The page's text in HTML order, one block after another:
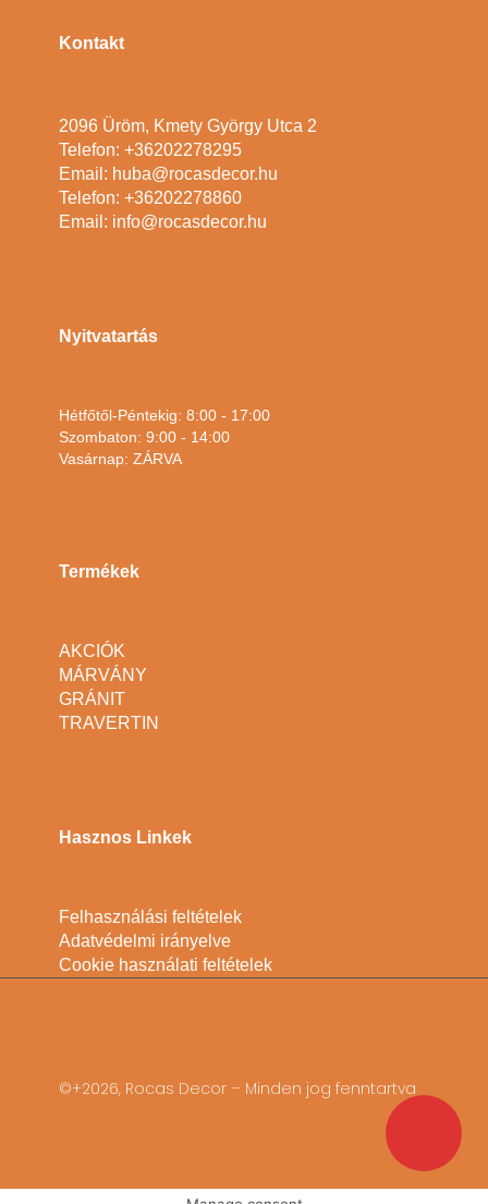
Kontakt
2096 Üröm, Kmety György Utca 2
Telefon: +36202278295
Email: huba@rocasdecor.hu
Telefon: +36202278860
Email: info@rocasdecor.hu
Nyitvatartás
Hétfőtől-Péntekig: 8:00 - 17:00
Szombaton: 9:00 - 14:00
Vasárnap: ZÁRVA
Termékek
AKCIÓK
MÁRVÁNY
GRÁNIT
TRAVERTIN
Hasznos Linkek
Felhasználási feltételek
Adatvédelmi irányelve
Cookie használati feltételek
©+2026, Rocas Decor – Minden jog fenntartva